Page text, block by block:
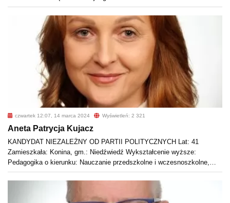
czwartek 12:07, 14 marca 2024 Wyświetleń: 2 321
Aneta Patrycja Kujacz
KANDYDAT NIEZALEŻNY OD PARTII POLITYCZNYCH Lat: 41
Zamieszkała: Konina, gm.: Niedźwiedź Wykształcenie wyższe:
Pedagogika o kierunku: Nauczanie przedszkolne i wczesnoszkolne,…